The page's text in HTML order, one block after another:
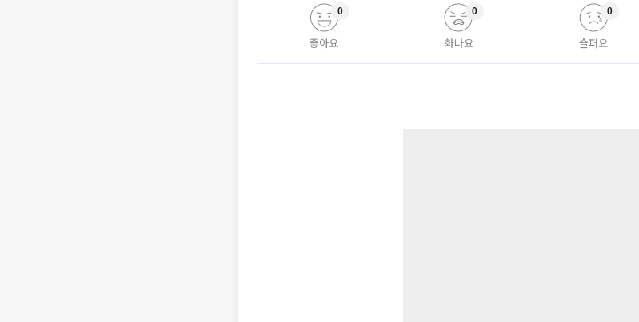
좋아요
0
화나요
0
슬퍼요
0